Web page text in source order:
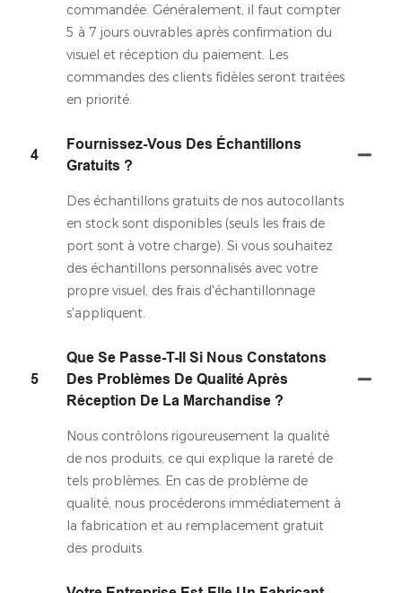
commandée. Généralement, il faut compter
5 à 7 jours ouvrables après confirmation du
visuel et réception du paiement. Les
commandes des clients fidèles seront traitées
en priorité.
4
Fournissez-Vous Des Échantillons
Gratuits ?
Des échantillons gratuits de nos autocollants
en stock sont disponibles (seuls les frais de
port sont à votre charge). Si vous souhaitez
des échantillons personnalisés avec votre
propre visuel, des frais d'échantillonnage
s'appliquent.
5
Que Se Passe-T-Il Si Nous Constatons
Des Problèmes De Qualité Après
Réception De La Marchandise ?
Nous contrôlons rigoureusement la qualité
de nos produits, ce qui explique la rareté de
tels problèmes. En cas de problème de
qualité, nous procéderons immédiatement à
la fabrication et au remplacement gratuit
des produits.